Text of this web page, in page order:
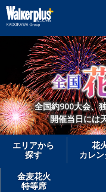
全国約900大会、
開催当日には
エリアから
探す
花
カレ
金麦花火
特等席